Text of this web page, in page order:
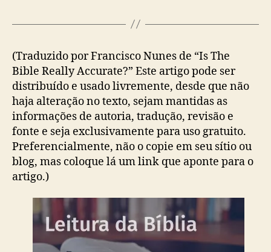
(Traduzido por Francisco Nunes de “Is The
Bible Really Accurate?” Este artigo pode ser
distribuído e usado livremente, desde que não
haja alteração no texto, sejam mantidas as
informações de autoria, tradução, revisão e
fonte e seja exclusivamente para uso gratuito.
Preferencialmente, não o copie em seu sítio ou
blog, mas coloque lá um link que aponte para o
artigo.)